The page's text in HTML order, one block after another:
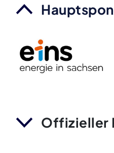
Offizieller